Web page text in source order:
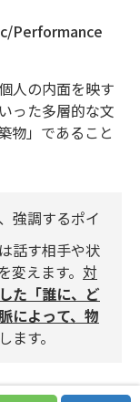
Performance
人の内面を映す
った多層的な文
物」であること
強調するポイ
話す相手や状
えます。 対
た「誰に、ど
によって、物
します。
のミクロな関係